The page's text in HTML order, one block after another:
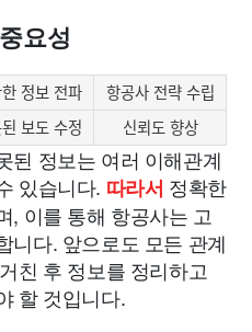
요성
정보 전파
항공사 전략 수립
보도 수정 신뢰도 향상
된 정보는 여러 이해관계
있습니다. 따라서 정확한
, 이를 통해 항공사는 고
니다. 앞으로도 모든 관계
친 후 정보를 정리하고
할 것입니다.